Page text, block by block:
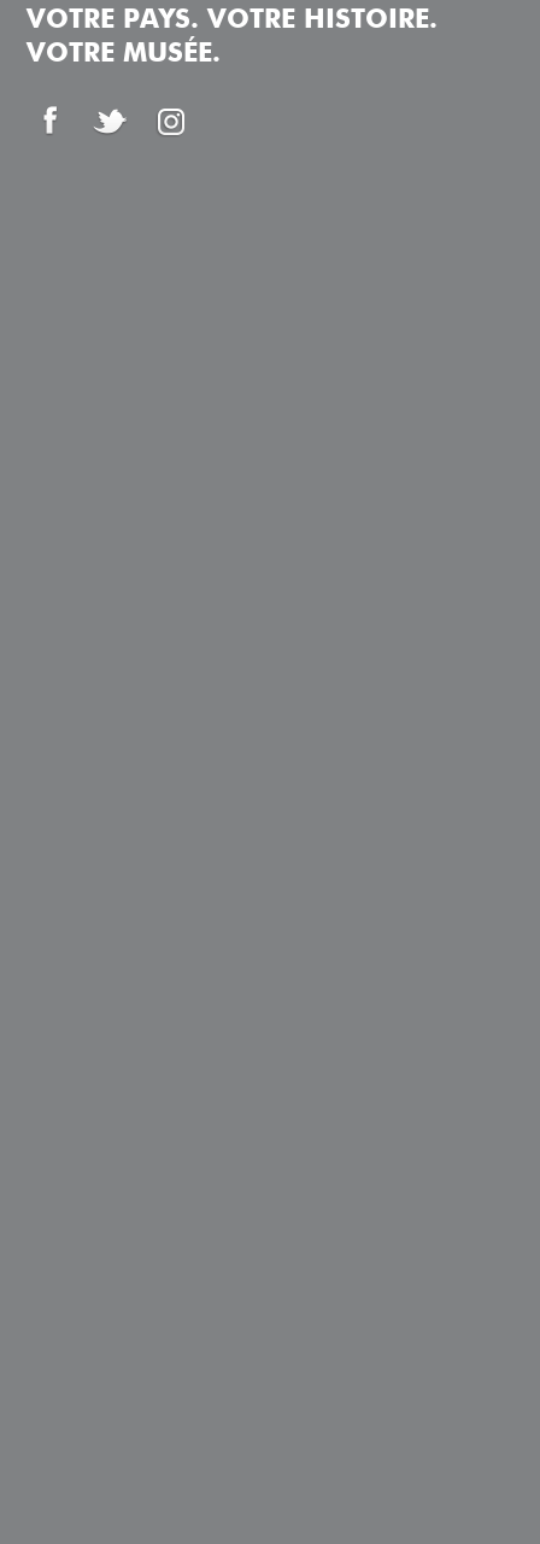
VOTRE PAYS. VOTRE HISTOIRE.
VOTRE MUSÉE.